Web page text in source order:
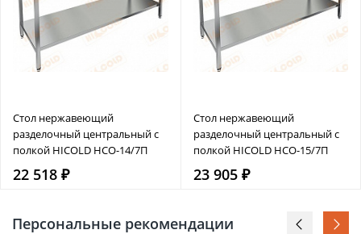
Стол нержавеющий
разделочный центральный с
полкой HICOLD НСО-14/7П
22 518 ₽
Стол нержавеющий
разделочный центральный с
полкой HICOLD НСО-15/7П
23 905 ₽
Персональные рекомендации